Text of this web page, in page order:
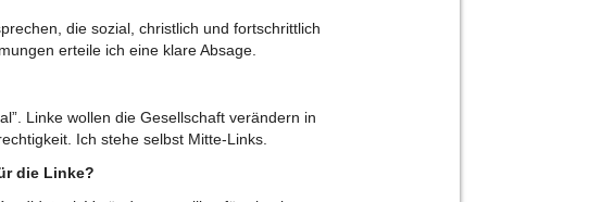
die sozial, christlich und fortschrittlich
erteile ich eine klare Absage.
Linke wollen die Gesellschaft verändern in
Ich stehe selbst Mitte-Links.
die Linke?